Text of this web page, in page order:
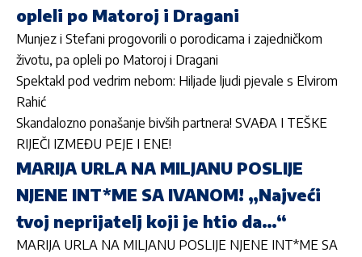
opleli po Matoroj i Dragani
Munjez i Stefani progovorili o porodicama i zajedničkom
životu, pa opleli po Matoroj i Dragani
Spektakl pod vedrim nebom: Hiljade ljudi pjevale s Elvirom
Rahić
Skandalozno ponašanje bivših partnera! SVAĐA I TEŠKE
RIJEČI IZMEĐU PEJE I ENE!
MARIJA URLA NA MILJANU POSLIJE
NJENE INT*ME SA IVANOM! „Najveći
tvoj neprijatelj koji je htio da…“
MARIJA URLA NA MILJANU POSLIJE NJENE INT*ME SA